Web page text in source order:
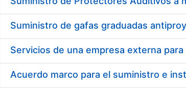
Show/Hide
Acuerdo marco para el suministro e